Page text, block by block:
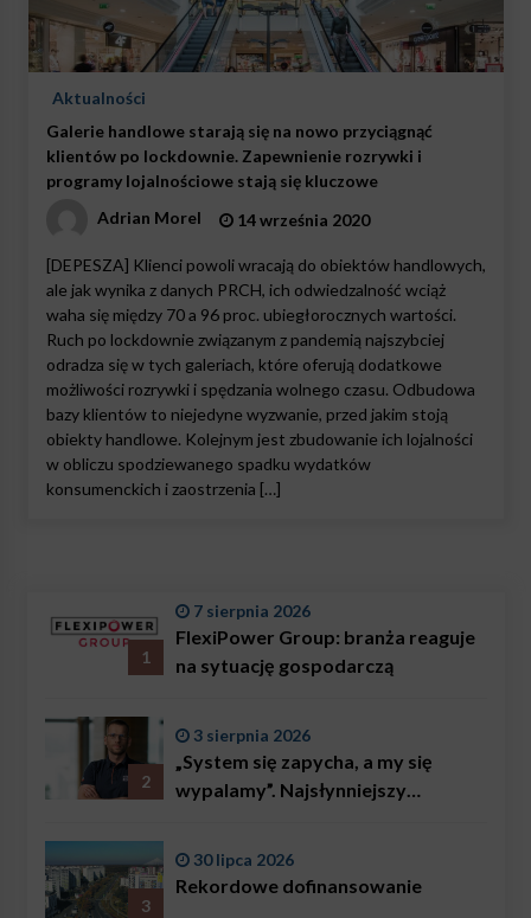
Aktualności
Galerie handlowe starają się na nowo przyciągnąć
klientów po lockdownie. Zapewnienie rozrywki i
programy lojalnościowe stają się kluczowe
Adrian Morel
14 września 2020
[DEPESZA] Klienci powoli wracają do obiektów handlowych,
ale jak wynika z danych PRCH, ich odwiedzalność wciąż
waha się między 70 a 96 proc. ubiegłorocznych wartości.
Ruch po lockdownie związanym z pandemią najszybciej
odradza się w tych galeriach, które oferują dodatkowe
możliwości rozrywki i spędzania wolnego czasu. Odbudowa
bazy klientów to niejedyne wyzwanie, przed jakim stoją
obiekty handlowe. Kolejnym jest zbudowanie ich lojalności
w obliczu spodziewanego spadku wydatków
konsumenckich i zaostrzenia […]
1
7 sierpnia 2026
FlexiPower Group: branża reaguje
na sytuację gospodarczą
2
3 sierpnia 2026
„System się zapycha, a my się
wypalamy”. Najsłynniejszy
problemem są nie tylko choroby
3
30 lipca 2026
Rekordowe dofinansowanie